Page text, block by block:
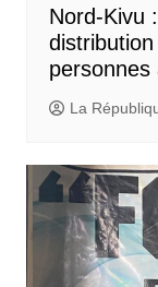
Nord-Kivu
La